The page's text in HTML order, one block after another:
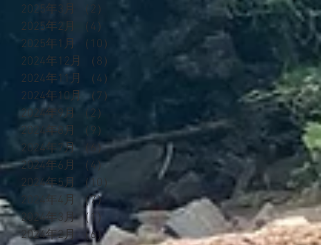
2025年3月
（2）
2件の記事
2025年2月
（4）
4件の記事
2025年1月
（10）
2024年12月
（8）
2024年11月
（4）
4件の記事
2024年10月
（7）
7件の記事
2024年9月
（2）
2024年8月
（9）
9件の記事
2024年7月
（6）6件の記事
2024年6月
（4）4件の記事
2024年5月
（10）
10件の記事
2024年4月
（7）7件の記事
2024年3月 （1）
1件の記事
2024年2月 （6）6件の記事